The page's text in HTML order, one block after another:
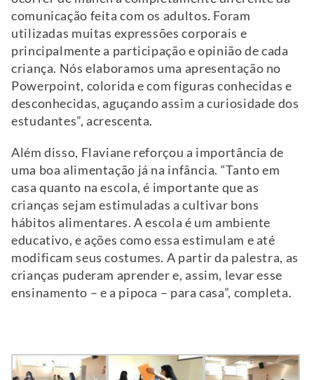
comunicação feita com os adultos. Foram
utilizadas muitas expressões corporais e
principalmente a participação e opinião de cada
criança. Nós elaboramos uma apresentação no
Powerpoint, colorida e com figuras conhecidas e
desconhecidas, aguçando assim a curiosidade dos
estudantes”, acrescenta.
Além disso, Flaviane reforçou a importância de
uma boa alimentação já na infância. “Tanto em
casa quanto na escola, é importante que as
crianças sejam estimuladas a cultivar bons
hábitos alimentares. A escola é um ambiente
educativo, e ações como essa estimulam e até
modificam seus costumes. A partir da palestra, as
crianças puderam aprender e, assim, levar esse
ensinamento – e a pipoca – para casa”, completa.